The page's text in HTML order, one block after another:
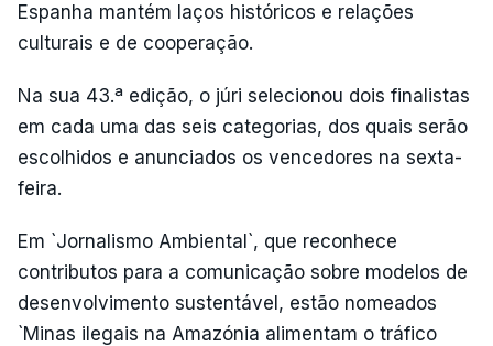
Espanha mantém laços históricos e relações
culturais e de cooperação.
Na sua 43.ª edição, o júri selecionou dois finalistas
em cada uma das seis categorias, dos quais serão
escolhidos e anunciados os vencedores na sexta-
feira.
Em `Jornalismo Ambiental`, que reconhece
contributos para a comunicação sobre modelos de
desenvolvimento sustentável, estão nomeados
`Minas ilegais na Amazónia alimentam o tráfico